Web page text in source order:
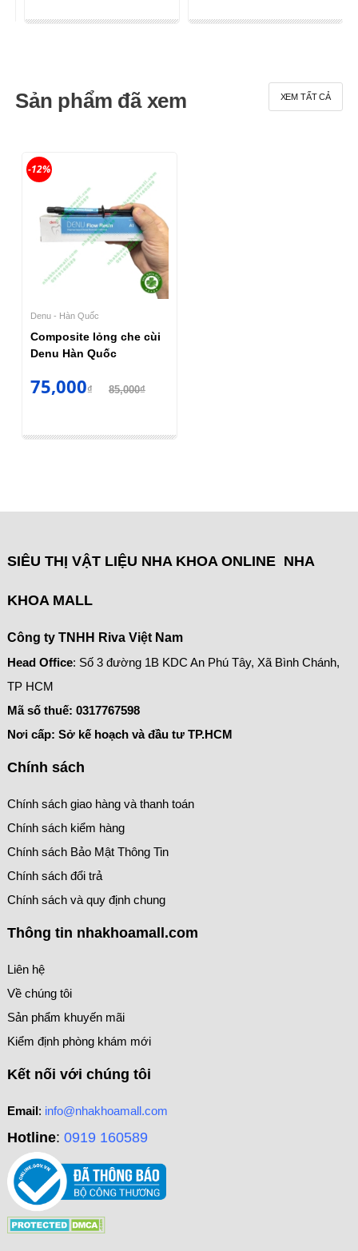
Sản phẩm đã xem XEM TẤT CẢ
Denu - Hàn Quốc
Composite lỏng che cùi
Denu Hàn Quốc
75,000₫ 85,000₫
-12%
SIÊU THỊ VẬT LIỆU NHA KHOA ONLINE NHA
KHOA MALL
Công ty TNHH Riva Việt Nam
Head Office: Số 3 đường 1B KDC An Phú Tây, Xã Bình Chánh,
TP HCM
Mã số thuế: 0317767598
Nơi cấp: Sở kế hoạch và đầu tư TP.HCM
Chính sách
Chính sách giao hàng và thanh toán
Chính sách kiểm hàng
Chính sách Bảo Mật Thông Tin
Chính sách đổi trả
Chính sách và quy định chung
Thông tin nhakhoamall.com
Liên hệ
Về chúng tôi
Sản phẩm khuyến mãi
Kiểm định phòng khám mới
Kết nối với chúng tôi
Email: info@nhakhoamall.com
Hotline: 0919 160589